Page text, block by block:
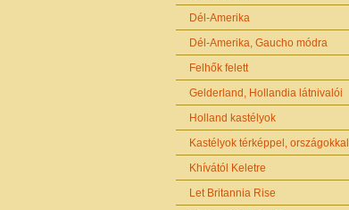
Dél-Amerika
Dél-Amerika, Gaucho módra
Felhők felett
Gelderland, Hollandia látnivalói
Holland kastélyok
Kastélyok térképpel, országokkal
Khívától Keletre
Let Britannia Rise